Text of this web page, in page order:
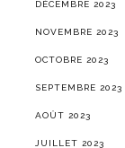
DÉCEMBRE 2023
NOVEMBRE 2023
OCTOBRE 2023
SEPTEMBRE 2023
AOÛT 2023
JUILLET 2023